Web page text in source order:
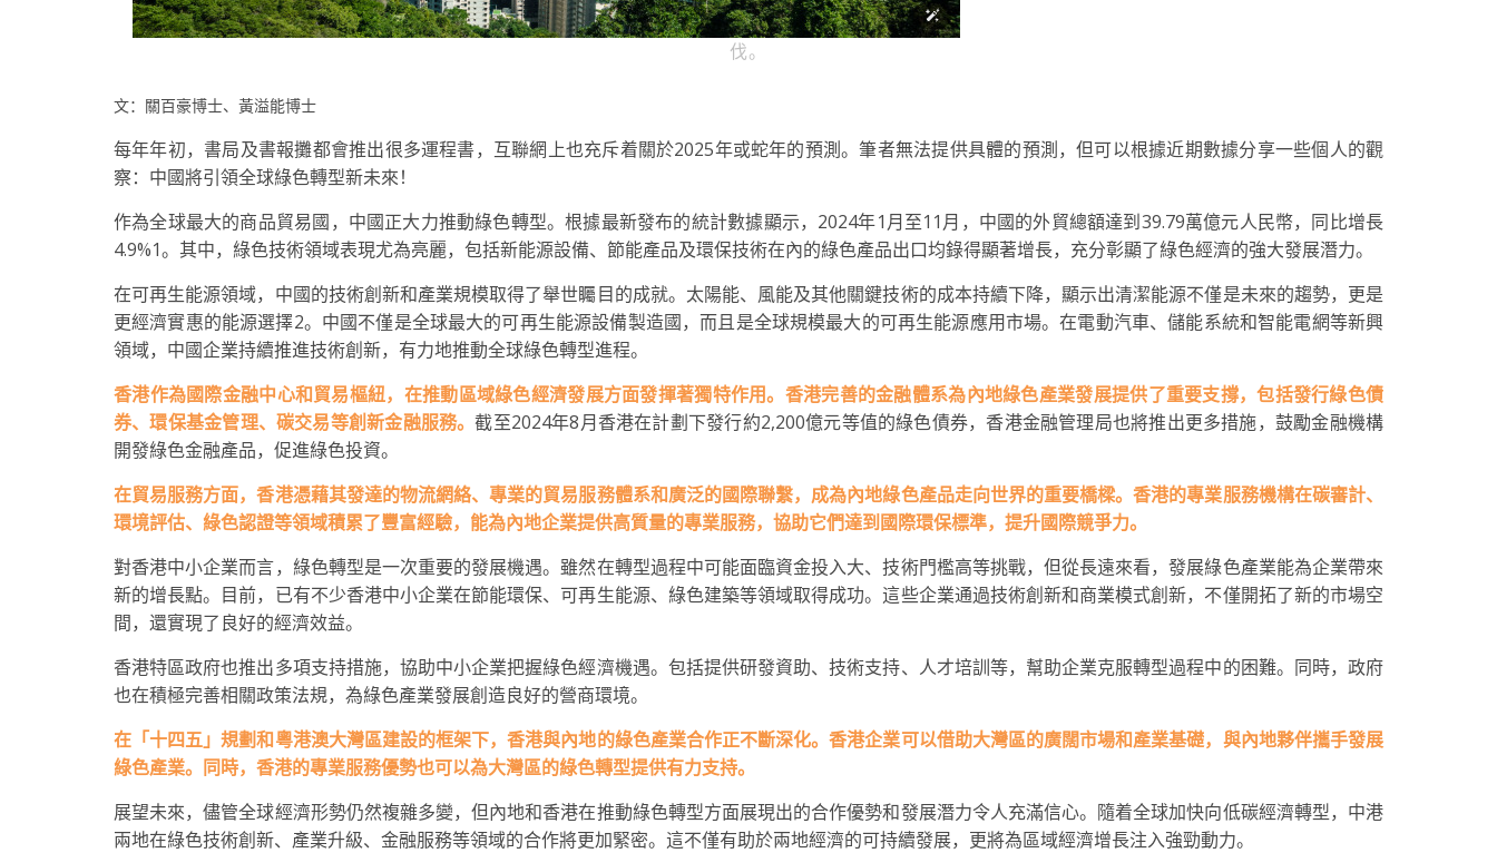
伐。
文：關百豪博士、黃溢能博士
每年年初，書局及書報攤都會推出很多運程書，互聯網上也充斥着關於2025年或蛇年的預測。筆者無法提供具體的預測，但可以根據近期數據分享一些個人的觀
察：中國將引領全球綠色轉型新未來！
作為全球最大的商品貿易國，中國正大力推動綠色轉型。根據最新發布的統計數據顯示，2024年1月至11月，中國的外貿總額達到39.79萬億元人民幣，同比增長
4.9%1。其中，綠色技術領域表現尤為亮麗，包括新能源設備、節能產品及環保技術在內的綠色產品出口均錄得顯著增長，充分彰顯了綠色經濟的強大發展潛力。
在可再生能源領域，中國的技術創新和產業規模取得了舉世矚目的成就。太陽能、風能及其他關鍵技術的成本持續下降，顯示出清潔能源不僅是未來的趨勢，更是
更經濟實惠的能源選擇2。中國不僅是全球最大的可再生能源設備製造國，而且是全球規模最大的可再生能源應用市場。在電動汽車、儲能系統和智能電網等新興
領域，中國企業持續推進技術創新，有力地推動全球綠色轉型進程。
香港作為國際金融中心和貿易樞紐，在推動區域綠色經濟發展方面發揮著獨特作用。香港完善的金融體系為內地綠色產業發展提供了重要支撐，包括發行綠色債
券、環保基金管理、碳交易等創新金融服務。截至2024年8月香港在計劃下發行約2,200億元等值的綠色債券，香港金融管理局也將推出更多措施，鼓勵金融機構
開發綠色金融產品，促進綠色投資。
在貿易服務方面，香港憑藉其發達的物流網絡、專業的貿易服務體系和廣泛的國際聯繫，成為內地綠色產品走向世界的重要橋樑。香港的專業服務機構在碳審計、
環境評估、綠色認證等領域積累了豐富經驗，能為內地企業提供高質量的專業服務，協助它們達到國際環保標準，提升國際競爭力。
對香港中小企業而言，綠色轉型是一次重要的發展機遇。雖然在轉型過程中可能面臨資金投入大、技術門檻高等挑戰，但從長遠來看，發展綠色產業能為企業帶來
新的增長點。目前，已有不少香港中小企業在節能環保、可再生能源、綠色建築等領域取得成功。這些企業通過技術創新和商業模式創新，不僅開拓了新的市場空
間，還實現了良好的經濟效益。
香港特區政府也推出多項支持措施，協助中小企業把握綠色經濟機遇。包括提供研發資助、技術支持、人才培訓等，幫助企業克服轉型過程中的困難。同時，政府
也在積極完善相關政策法規，為綠色產業發展創造良好的營商環境。
在「十四五」規劃和粵港澳大灣區建設的框架下，香港與內地的綠色產業合作正不斷深化。香港企業可以借助大灣區的廣闊市場和產業基礎，與內地夥伴攜手發展
綠色產業。同時，香港的專業服務優勢也可以為大灣區的綠色轉型提供有力支持。
展望未來，儘管全球經濟形勢仍然複雜多變，但內地和香港在推動綠色轉型方面展現出的合作優勢和發展潛力令人充滿信心。隨着全球加快向低碳經濟轉型，中港
兩地在綠色技術創新、產業升級、金融服務等領域的合作將更加緊密。這不僅有助於兩地經濟的可持續發展，更將為區域經濟增長注入強勁動力。